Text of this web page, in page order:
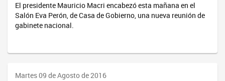
El presidente Mauricio Macri encabezó esta mañana en el
Salón Eva Perón, de Casa de Gobierno, una nueva reunión de
gabinete nacional.
Martes 09 de Agosto de 2016